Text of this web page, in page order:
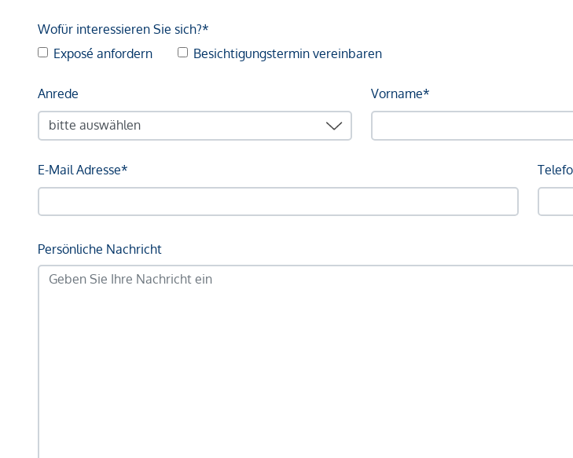
Wofür interessieren Sie sich?*
Exposé anfordern
Besichtigungstermin vereinbaren
Anrede Vorname*
E-Mail Adresse*
Persönliche Nachricht